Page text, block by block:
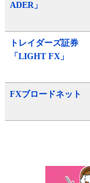
ADER」
トレイダーズ証券
「LIGHT FX」
FXブロードネット